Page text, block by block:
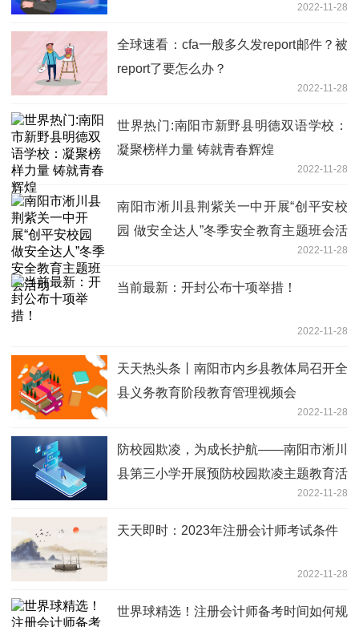
2022-11-28
全球速看：cfa一般多久发report邮件？被
report了要怎么办？
2022-11-28
世界热门:南阳市新野县明德双语学校：
凝聚榜样力量 铸就青春辉煌
2022-11-28
南阳市淅川县荆紫关一中开展“创平安校
园 做安全达人”冬季安全教育主题班会活
2022-11-28
当前最新：开封公布十项举措！
2022-11-28
天天热头条丨南阳市内乡县教体局召开全
县义务教育阶段教育管理视频会
2022-11-28
防校园欺凌，为成长护航——南阳市淅川
县第三小学开展预防校园欺凌主题教育活
2022-11-28
天天即时：2023年注册会计师考试条件
2022-11-28
世界球精选！注册会计师备考时间如何规